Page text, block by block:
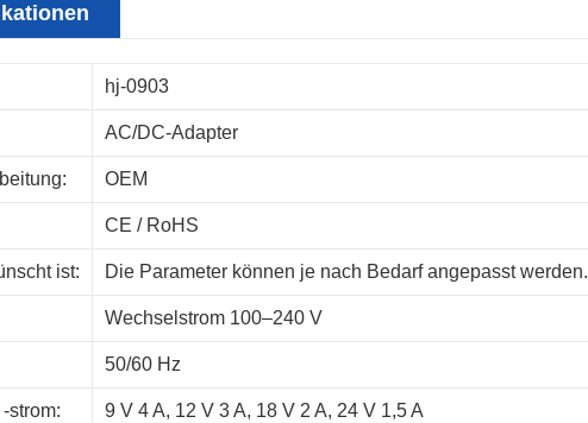
hj-0903
AC/DC-Adapter
OEM
CE / RoHS
ist: Die Parameter können je nach Bedarf angepasst werden.
Wechselstrom 100–240 V
50/60 Hz
strom: 9 V 4 A, 12 V 3 A, 18 V 2 A, 24 V 1,5 A